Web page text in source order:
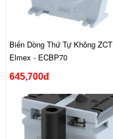
Biến Dòng Thứ Tự Không ZCT
Elmex - ECBP70
645,700đ